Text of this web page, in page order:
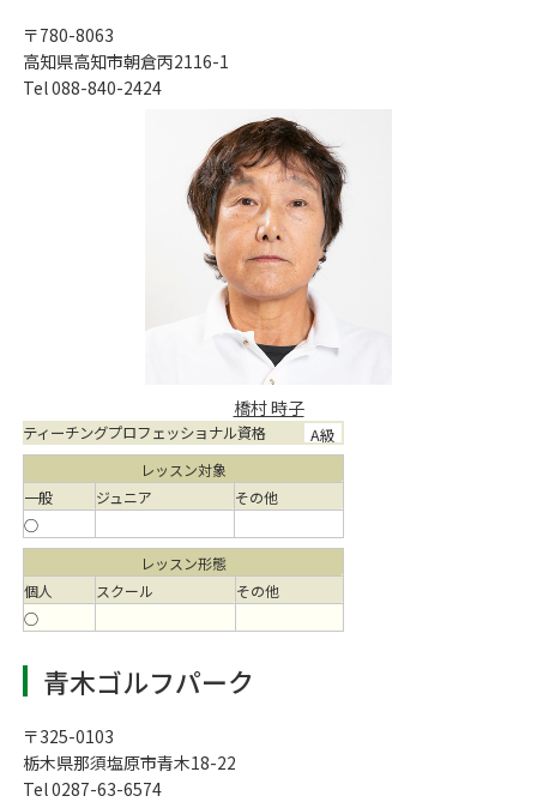
〒780-8063
高知県高知市朝倉丙2116-1
Tel 088-840-2424
橋村 時子
ティーチングプロフェッショナル資格 A級
レッスン対象
一般
ジュニア
その他
○
レッスン形態
個人
スクール
その他
○
青木ゴルフパーク
〒325-0103
栃木県那須塩原市青木18-22
Tel 0287-63-6574